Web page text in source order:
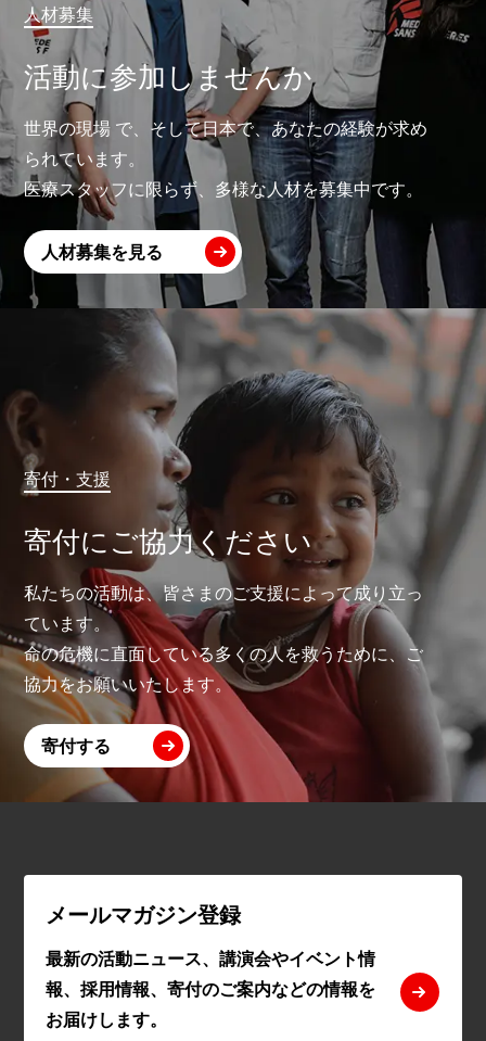
人材募集
活動に参加しませんか
世界の現場 で、そして日本で、あなたの経験が求め
られています。
医療スタッフに限らず、多様な人材を募集中です。
人材募集を見る
寄付・支援
寄付にご協力ください
私たちの活動は、皆さまのご支援によって成り立っ
ています。
命の危機に直面している多くの人を救うために、ご
協力をお願いいたします。
寄付する
メールマガジン登録
最新の活動ニュース、講演会やイベント情
報、採用情報、寄付のご案内などの情報を
お届けします。